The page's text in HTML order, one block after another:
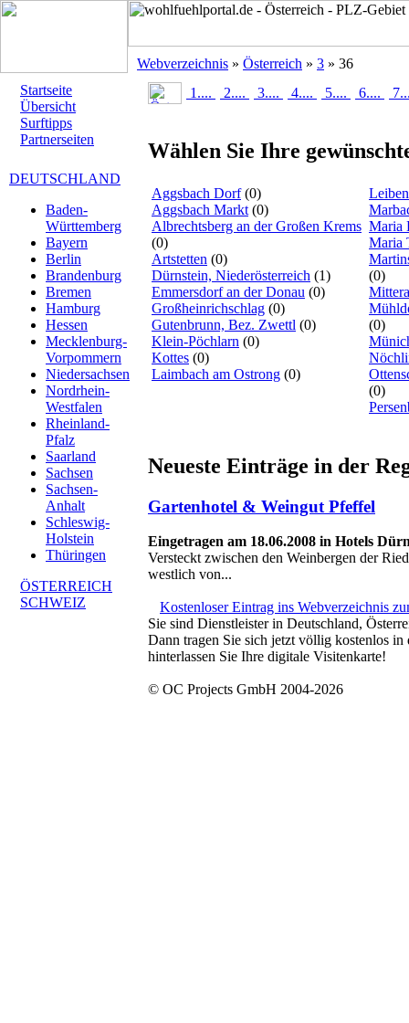
Webverzeichnis » Österreich » 3 » 36
Startseite
Übersicht
Surftipps
Partnerseiten
DEUTSCHLAND
Baden-
Württemberg
Bayern
Berlin
Brandenburg
Bremen
Hamburg
Hessen
Mecklenburg-
Vorpommern
Niedersachsen
Nordrhein-
Westfalen
Rheinland-
Pfalz
Saarland
Sachsen
Sachsen-
Anhalt
Schleswig-
Holstein
Thüringen
ÖSTERREICH
SCHWEIZ
1.... 2.... 3.... 4.... 5.... 6....
Wählen Sie Ihre
Aggsbach Dorf(0)
Aggsbach Markt (0)
Albrechtsberg an der Großen Krems
(0)
Artstetten (0)
Dürnstein, Niederösterreich (1)
Emmersdorf an der Donau (0)
Großheinrichschlag (0)
Gutenbrunn, Bez. Zwettl (0)
Klein-Pöchlarn (0)
Kottes (0)
Laimbach am Ostrong (0)
Leiben
Maria
Maria
(0)
(0)
(0)
Neueste Einträge in der
Gartenhotel & Weingut Pfeffel
Eingetragen am 18.06.2008 in Hotels
Versteckt zwischen den Weinbergen der
westlich von...
Kostenloser Eintrag ins Webverzeichnis
Sie sind Dienstleister in Deutschland,
Dann tragen Sie sich jetzt völlig kostenlos
hinterlassen Sie Ihre digitale Visitenkarte!
© OC Projects GmbH 2004-2026